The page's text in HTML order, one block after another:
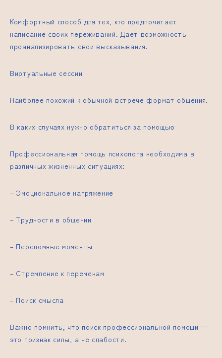
Комфортный способ для тех, кто предпочитает
написание своих переживаний. Дает возможность
проанализировать свои высказывания.
Виртуальные сессии
Наиболее похожий к обычной встрече формат общения.
В каких случаях нужно обратиться за помощью
Профессиональная помощь психолога необходима в
различных жизненных ситуациях:
– Эмоциональное напряжение
– Трудности в общении
– Переломные моменты
– Стремление к переменам
– Поиск смысла
Важно помнить, что поиск профессиональной помощи —
это признак силы, а не слабости.